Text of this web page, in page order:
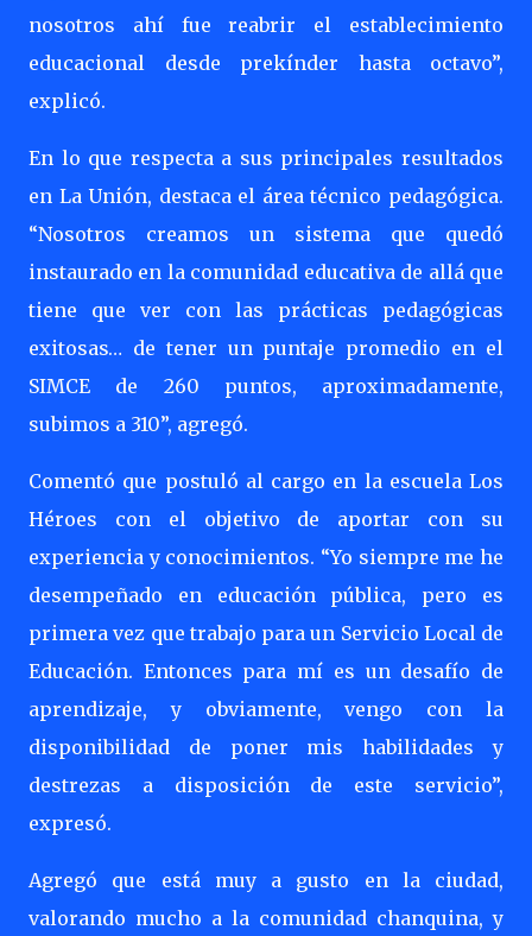
nosotros ahí fue reabrir el establecimiento
educacional desde prekínder hasta octavo”,
explicó.
En lo que respecta a sus principales resultados
en La Unión, destaca el área técnico pedagógica.
“Nosotros creamos un sistema que quedó
instaurado en la comunidad educativa de allá que
tiene que ver con las prácticas pedagógicas
exitosas… de tener un puntaje promedio en el
SIMCE de 260 puntos, aproximadamente,
subimos a 310”, agregó.
Comentó que postuló al cargo en la escuela Los
Héroes con el objetivo de aportar con su
experiencia y conocimientos. “Yo siempre me he
desempeñado en educación pública, pero es
primera vez que trabajo para un Servicio Local de
Educación. Entonces para mí es un desafío de
aprendizaje, y obviamente, vengo con la
disponibilidad de poner mis habilidades y
destrezas a disposición de este servicio”,
expresó.
Agregó que está muy a gusto en la ciudad,
valorando mucho a la comunidad chanquina, y